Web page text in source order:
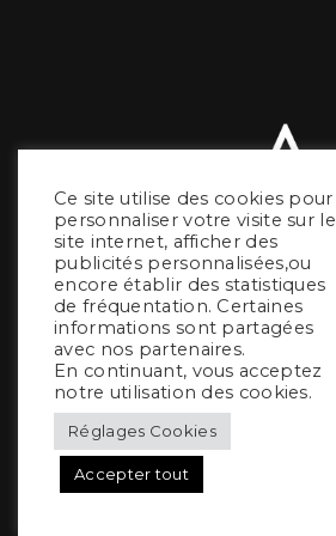
Ce site utilise des cookies pour
personnaliser votre visite sur le
site internet, afficher des
publicités personnalisées,ou
encore établir des statistiques
de fréquentation. Certaines
informations sont partagées
avec nos partenaires.
En continuant, vous acceptez
notre utilisation des cookies.
Réglages Cookies
Accepter tout